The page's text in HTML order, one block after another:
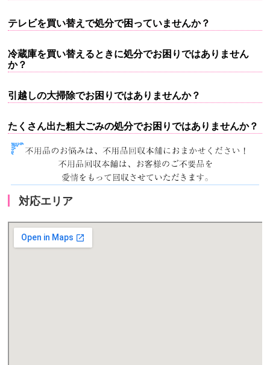
テレビを買い替えで処分で困っていませんか？
冷蔵庫を買い替えるときに処分でお困りではありません
か？
引越しの大掃除でお困りではありませんか？
たくさん出た粗大ごみの処分でお困りではありませんか？
対応エリア